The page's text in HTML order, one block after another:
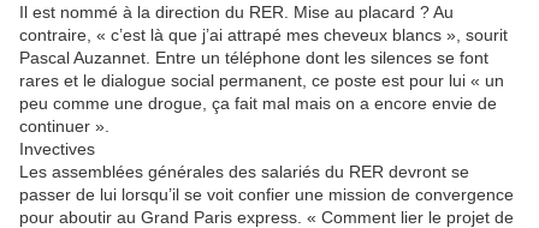
Il est nommé à la direction du RER. Mise au placard ? Au
contraire, « c’est là que j’ai attrapé mes cheveux blancs », sourit
Pascal Auzannet. Entre un téléphone dont les silences se font
rares et le dialogue social permanent, ce poste est pour lui « un
peu comme une drogue, ça fait mal mais on a encore envie de
continuer ».
Invectives
Les assemblées générales des salariés du RER devront se
passer de lui lorsqu’il se voit confier une mission de convergence
pour aboutir au Grand Paris express. « Comment lier le projet de